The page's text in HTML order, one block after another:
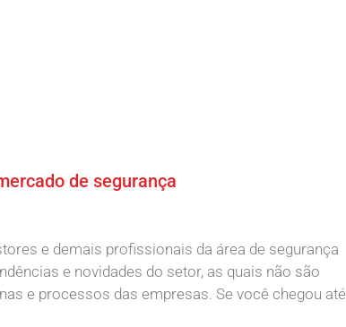
de segurança
e demais profissionais da área de segurança
e novidades do setor, as quais não são
e processos das empresas. Se você chegou até